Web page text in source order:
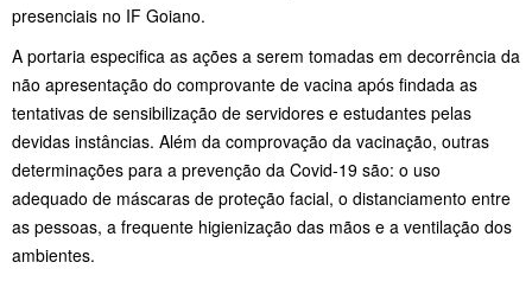
presenciais no IF Goiano.
A portaria especifica as ações a serem tomadas em decorrência da
não apresentação do comprovante de vacina após findada as
tentativas de sensibilização de servidores e estudantes pelas
devidas instâncias. Além da comprovação da vacinação, outras
determinações para a prevenção da Covid-19 são: o uso
adequado de máscaras de proteção facial, o distanciamento entre
as pessoas, a frequente higienização das mãos e a ventilação dos
ambientes.